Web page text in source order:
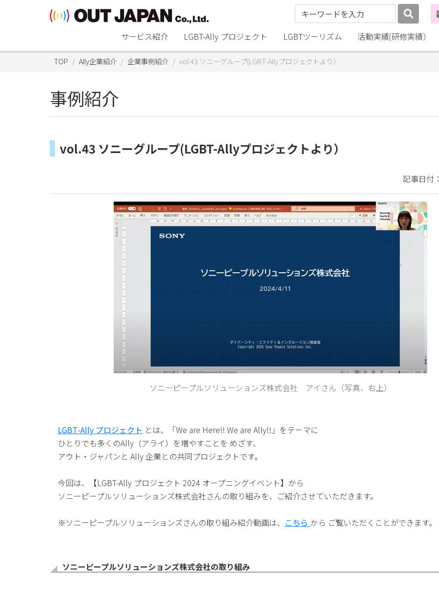
サービス紹介
LGBT-Ally プロジェクト LGBTツーリズム 活動実績(研修実績）
TOP Ally企業紹介 企業事例紹介 vol.43 ソニーグループ(LGBT-Allyプロジェクトより）
事例紹介
vol.43 ソニーグループ(LGBT-Allyプロジェクトより）
記事日付
ソニーピープルソリューションズ株式会社 アイさん（写真、右上）
LGBT-Ally プロジェクト とは、「We are Here!! We are Ally!!」をテーマに
ひとりでも多くのAlly（アライ）を増やすことを めざす、
アウト・ジャパンと Ally 企業との共同プロジェクトです。
今回は、【LGBT-Ally プロジェクト 2024 オープニングイベント】から
ソニーピープルソリューションズ株式会社さんの取り組みを、ご紹介させていただきます。
※ソニーピープルソリューションズさんの取り組み紹介動画は、 こちら から ご覧いただくことができます。
ソニーピープルソリューションズ株式会社の取り組み